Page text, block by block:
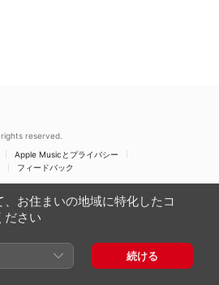
reserved.
Apple Musicとプライバシー
フィードバック
お住まいの地域に特化したコ
ださい
続ける